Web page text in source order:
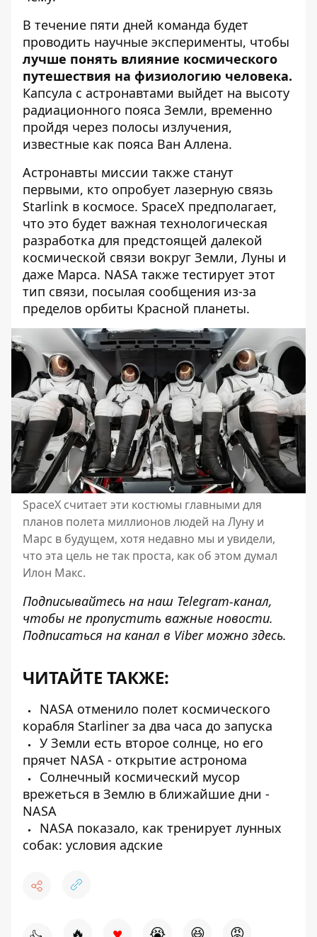
В течение пяти дней команда будет
проводить научные эксперименты, чтобы
лучше понять влияние космического
путешествия на физиологию человека.
Капсула с астронавтами выйдет на высоту
радиационного пояса Земли, временно
пройдя через полосы излучения,
известные как пояса Ван Аллена.
Астронавты миссии также станут
первыми, кто опробует лазерную связь
Starlink в космосе. SpaceX предполагает,
что это будет важная технологическая
разработка для предстоящей далекой
космической связи вокруг Земли, Луны и
даже Марса. NASA также тестирует этот
тип связи, посылая сообщения из-за
пределов орбиты Красной планеты.
SpaceX считает эти костюмы главными для
планов полета миллионов людей на Луну и
Марс в будущем, хотя недавно мы и увидели,
что эта цель не так проста, как об этом думал
Илон Макс.
Подписывайтесь на наш Telegram-канал,
чтобы не пропустить важные новости.
Подписаться на канал в Viber можно здесь.
ЧИТАЙТЕ ТАКЖЕ:
NASA отменило полет космического
корабля Starliner за два часа до запуска
У Земли есть второе солнце, но его
прячет NASA - открытие астронома
Солнечный космический мусор
врежеться в Землю в ближайшие дни -
NASA
NASA показало, как тренирует лунных
собак: условия адские